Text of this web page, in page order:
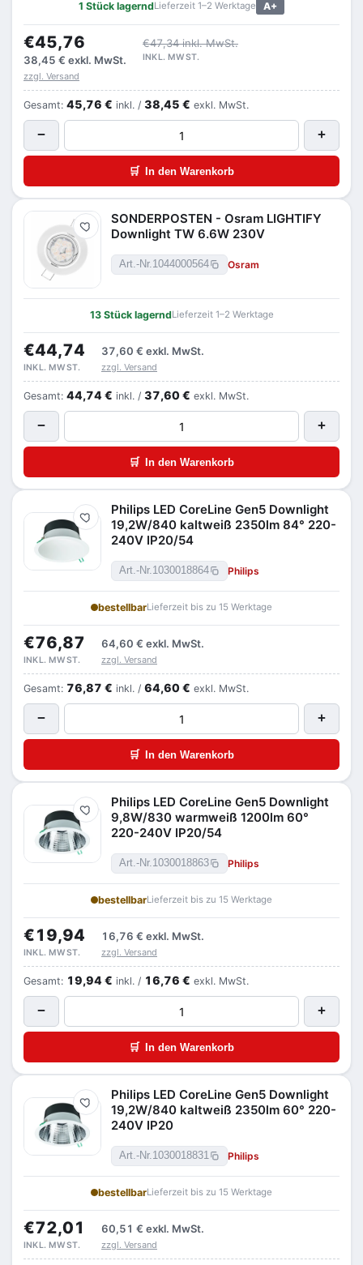
1 Stück lagerndLieferzeit 1–2 Werktage A+
€45,76
€47,34 inkl. MwSt.
38,45 € exkl. MwSt. INKL. MWST.
zzgl. Versand
Gesamt: 45,76 € inkl. / 38,45 € exkl. MwSt.
− +
🛒 In den Warenkorb
Merken
SONDERPOSTEN - Osram LIGHTIFY
Downlight TW 6.6W 230V
Art.-Nr.1044000564 Osram
13 Stück lagerndLieferzeit 1–2 Werktage
€44,74 37,60 € exkl. MwSt.
INKL. MWST. zzgl. Versand
Gesamt: 44,74 € inkl. / 37,60 € exkl. MwSt.
− +
🛒 In den Warenkorb
Merken
Philips LED CoreLine Gen5 Downlight
19,2W/840 kaltweiß 2350lm 84° 220-
240V IP20/54
Art.-Nr.1030018864 Philips
bestellbarLieferzeit bis zu 15 Werktage
€76,87 64,60 € exkl. MwSt.
INKL. MWST. zzgl. Versand
Gesamt: 76,87 € inkl. / 64,60 € exkl. MwSt.
− +
🛒 In den Warenkorb
Merken
Philips LED CoreLine Gen5 Downlight
9,8W/830 warmweiß 1200lm 60°
220-240V IP20/54
Art.-Nr.1030018863 Philips
bestellbarLieferzeit bis zu 15 Werktage
€19,94 16,76 € exkl. MwSt.
INKL. MWST. zzgl. Versand
Gesamt: 19,94 € inkl. / 16,76 € exkl. MwSt.
− +
🛒 In den Warenkorb
Merken
Philips LED CoreLine Gen5 Downlight
19,2W/840 kaltweiß 2350lm 60° 220-
240V IP20
Art.-Nr.1030018831 Philips
bestellbarLieferzeit bis zu 15 Werktage
€72,01 60,51 € exkl. MwSt.
INKL. MWST. zzgl. Versand